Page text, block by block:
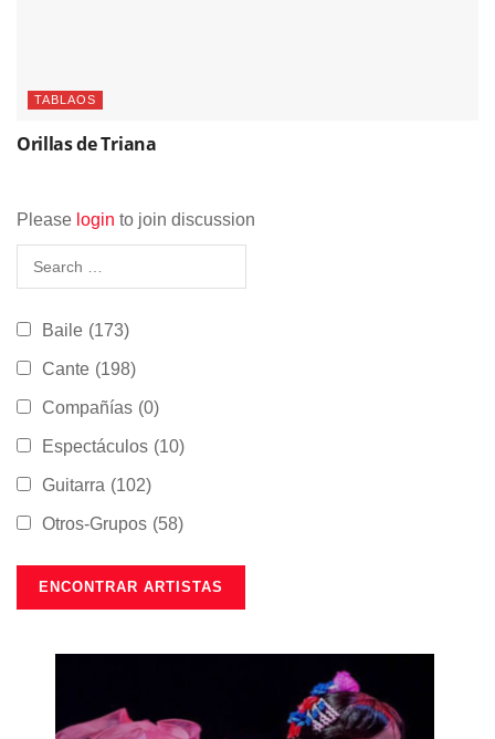
TABLAOS
Orillas de Triana
Please login to join discussion
Baile (173)
Cante (198)
Compañías (0)
Espectáculos (10)
Guitarra (102)
Otros-Grupos (58)